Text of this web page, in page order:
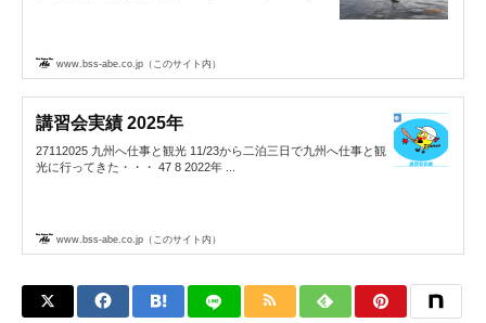
www.bss-abe.co.jp（このサイト内）
講習会実績 2025年
27112025 九州へ仕事と観光 11/23から二泊三日で九州へ仕事と観
光に行ってきた・・・ 47 8 2022年 ...
www.bss-abe.co.jp（このサイト内）